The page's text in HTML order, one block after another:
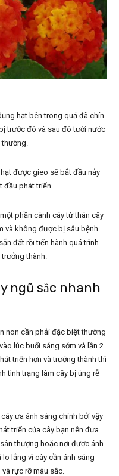
hạt bên trong quả đã chín
trước đó và sau đó tưới nước
được gieo sẽ bắt đầu nảy
đầu phát triển.
phần cành cây từ thân cây
và không được bị sâu bệnh.
đất rồi tiến hành quá trình
thành.
ngũ sắc nhanh
non cần phải đặc biệt thường
lúc buổi sáng sớm và lần 2
triển hơn và trưởng thành thì
tình trạng làm cây bị úng rễ
cây ưa ánh sáng chính bởi vậy
triển của cây bạn nên đưa
thượng hoặc nơi được ánh
lắng vì cây cần ánh sáng
rực rỡ màu sắc.